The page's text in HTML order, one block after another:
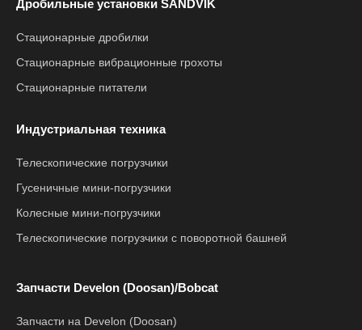
Дробильные установки SANDVIK
Стационарные дробилки
Стационарные вибрационные грохоты
Стационарные питатели
Индустриальная техника
Телескопические погрузчики
Гусеничные мини-погрузчики
Колесные мини-погрузчики
Телескопические погрузчики с поворотной башней
Запчасти Develon (Doosan)/Bobcat
Запчасти на Develon (Doosan)